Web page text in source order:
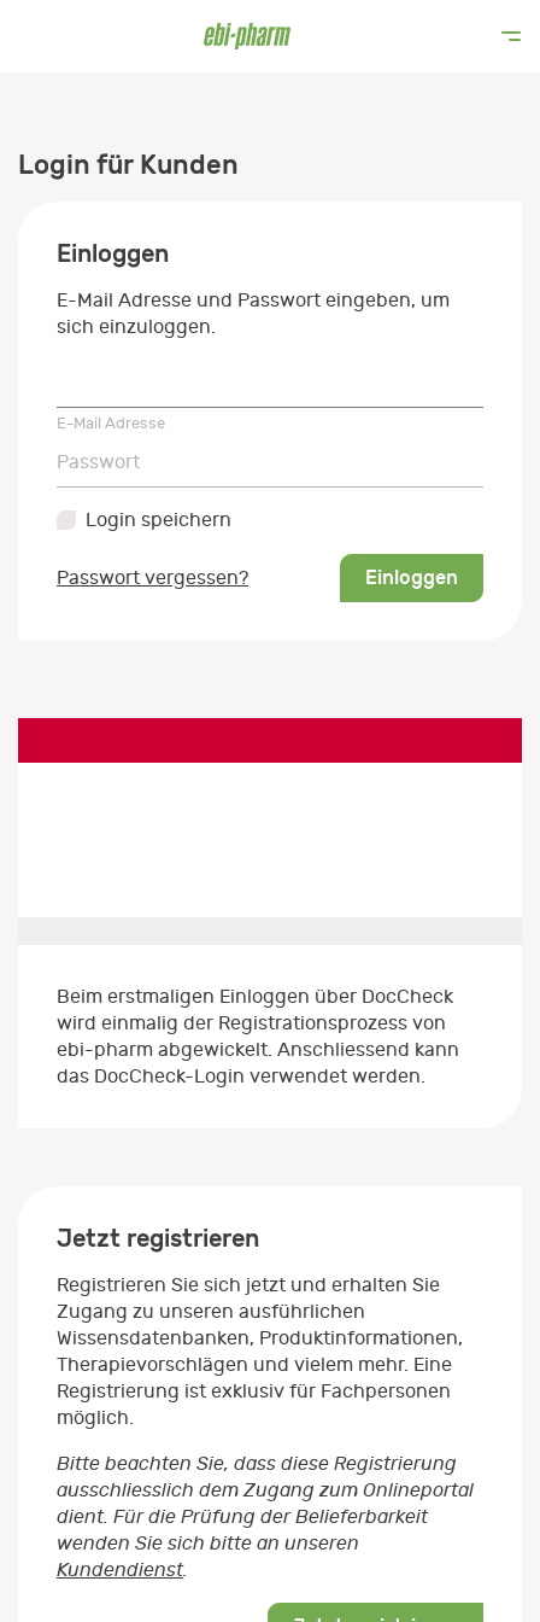
Login für Kunden
Einloggen
E-Mail Adresse und Passwort eingeben, um
sich einzuloggen.
E-Mail Adresse
Passwort
Passwort
Login speichern
Passwort vergessen? Einloggen
Beim erstmaligen Einloggen über DocCheck
wird einmalig der Registrationsprozess von
ebi-pharm abgewickelt. Anschliessend kann
das DocCheck-Login verwendet werden.
Jetzt registrieren
Registrieren Sie sich jetzt und erhalten Sie
Zugang zu unseren ausführlichen
Wissensdatenbanken, Produktinformationen,
Therapievorschlägen und vielem mehr. Eine
Registrierung ist exklusiv für Fachpersonen
möglich.
Bitte beachten Sie, dass diese Registrierung
ausschliesslich dem Zugang zum Onlineportal
dient. Für die Prüfung der Belieferbarkeit
wenden Sie sich bitte an unseren
Kundendienst.